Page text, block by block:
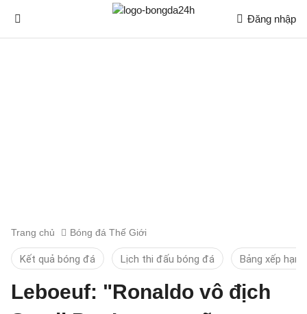
Đăng nhập
Trang chủ Bóng đá Thế Giới
Kết quả bóng đá Lịch thi đấu bóng đá Bảng xếp
Leboeuf: "Ronaldo vô địch